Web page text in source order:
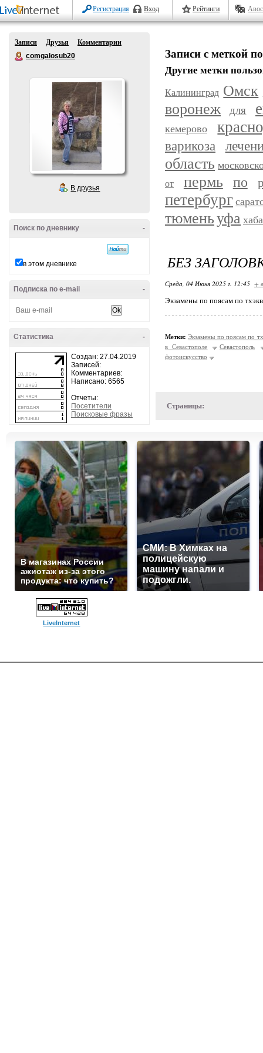
Регистрация Вход Рейтинги
Записи Друзья
Комментарии
comgalosub20
В друзья
-
Поиск по дневнику
в этом дневнике
-
Подписка по e-mail
-
Статистика
Создан: 27.04.2019
Записей:
Комментариев:
Написано: 6565
Отчеты:
Посетители
Поисковые фразы
Записи с меткой
Другие метки
Калининград Омск
воронеж для
кемерово
варикоза
область
от пермь по
петербург
тюменьуфа
БЕЗ
Среда, 04 Июня 2025 г. 12:45 +
Экзамены по поясам по
Метки: Экзамены по поясам по
в Севастополе
Севастополь
фотоискусство
Страницы:
В магазинах России
ажиотаж из-за этого
продукта: что купить?
СМИ: В Химках на
полицейскую
машину напали и
подожгли.
LiveInternet